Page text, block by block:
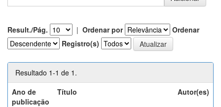
Result./Pág. | Ordenar por
Ordenar
Registro(s)
Resultado 1-1 de 1.
Ano de
publicação
Título Autor(es)